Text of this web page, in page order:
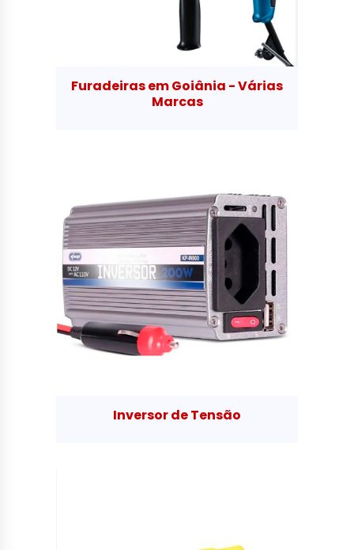
Furadeiras em Goiânia - Várias
Marcas
Inversor de Tensão